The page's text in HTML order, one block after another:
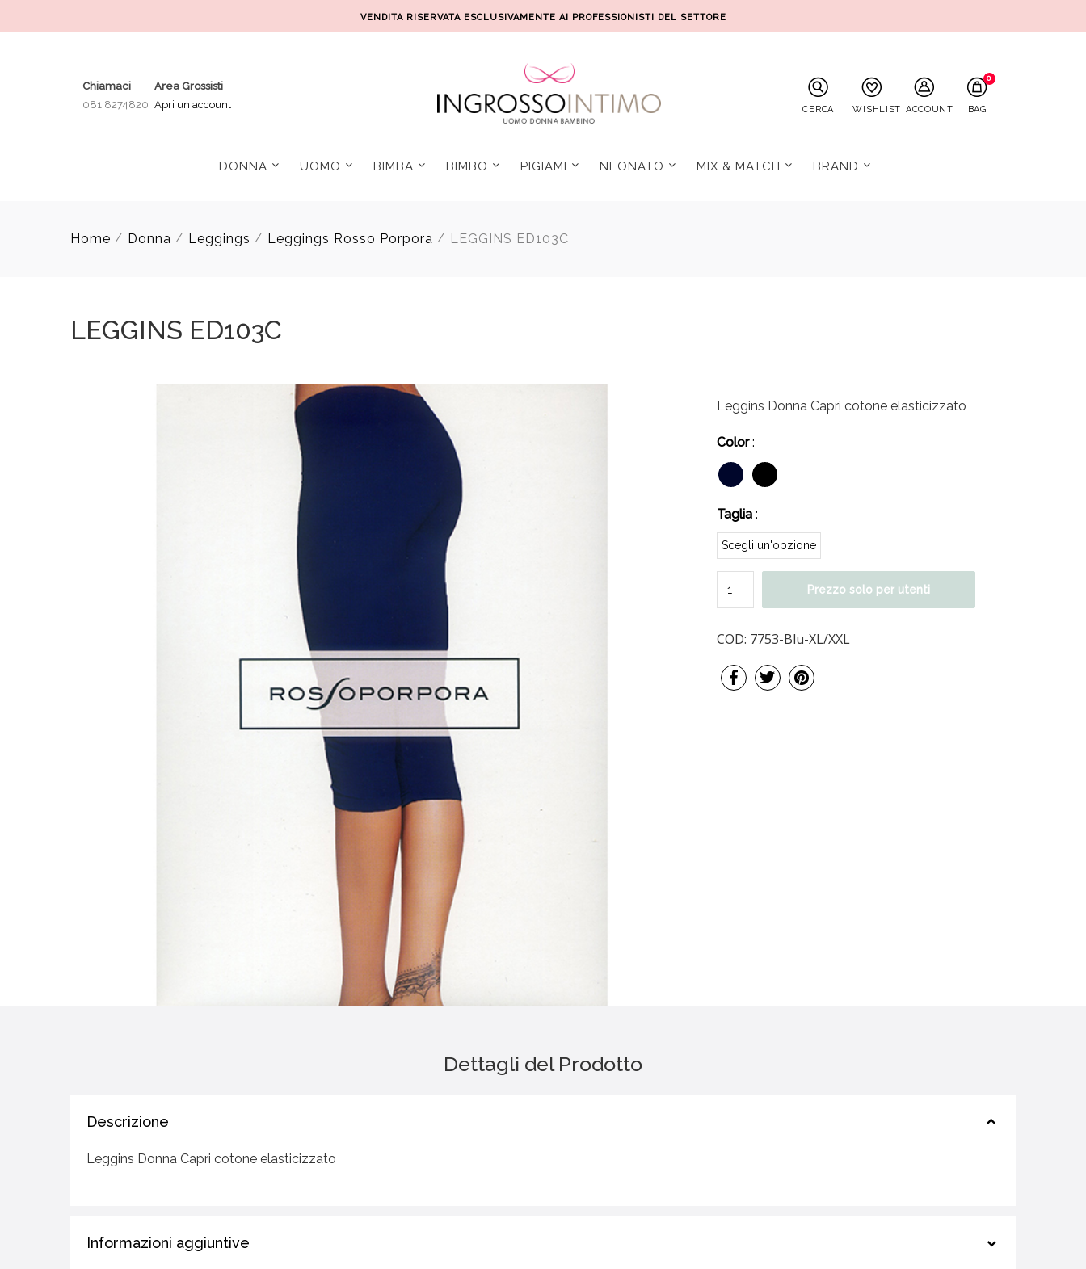
VENDITA RISERVATA ESCLUSIVAMENTE AI PROFESSIONISTI DEL SETTORE
Chiamaci
081 8274820
Area Grossisti
Apri un account
CERCA WISHLIST ACCOUNT BAG
0
DONNA UOMO BIMBA BIMBO PIGIAMI NEONATO MIX & MATCH BRAND
Home / Donna / Leggings / Leggings Rosso Porpora / LEGGINS ED103C
LEGGINS ED103C
Leggins Donna Capri cotone elasticizzato
Color:
Taglia :
Prezzo solo per utenti
COD: 7753-Blu-XL/XXL
Dettagli del Prodotto
Descrizione
Leggins Donna Capri cotone elasticizzato
Informazioni aggiuntive